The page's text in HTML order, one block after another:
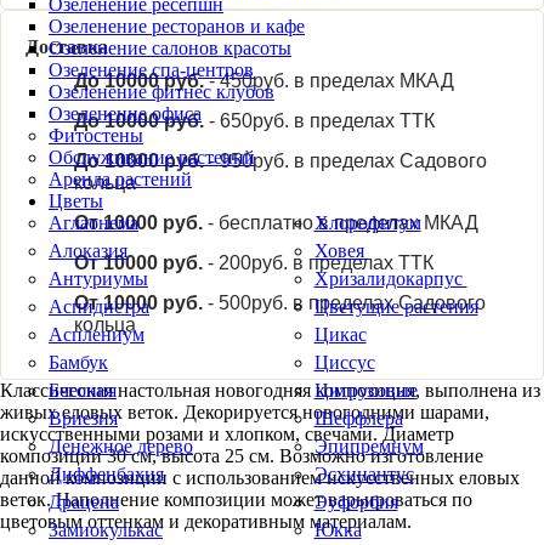
Озеленение ресепшн
Озеленение ресторанов и кафе
Озеленение салонов красоты
Озеленение спа-центров
Озеленение фитнес клубов
Озеленение офиса
Фитостены
Обслуживание растений
Аренда растений
Цветы
Аглаонема
Алоказия
Антуриумы
Аспидистра
Асплениум
Бамбук
Бегония
Вриезия
Денежное дерево
Диффенбахия
Драцена
Замиокулькас
Хлорофитум
Ховея
Хризалидокарпус
Цветущие растения
Цикас
Циссус
Цитрусовые
Шеффлера
Эпипремнум
Эсхинантус
Эуфорбия
Юкка
Доставка
До 10000 руб.- 450руб. в пределах МКАД
До 10000 руб. - 650руб. в пределах ТТК
До 10000 руб.- 950руб. в пределах Садового
кольца
От 10000 руб. - бесплатно в пределах МКАД
От 10000 руб. - 200руб. в пределах ТТК
От 10000 руб. - 500руб. в пределах Садового
кольца
Классическая настольная новогодняя композиция, выполнена из
живых еловых веток. Декорируется новогодними шарами,
искусственными розами и хлопком, свечами. Диаметр
композиции 30 см, высота 25 см. Возможно изготовление
данной композиции с использованием искусственных еловых
веток. Наполнение композиции может варьироваться по
цветовым оттенкам и декоративным материалам.